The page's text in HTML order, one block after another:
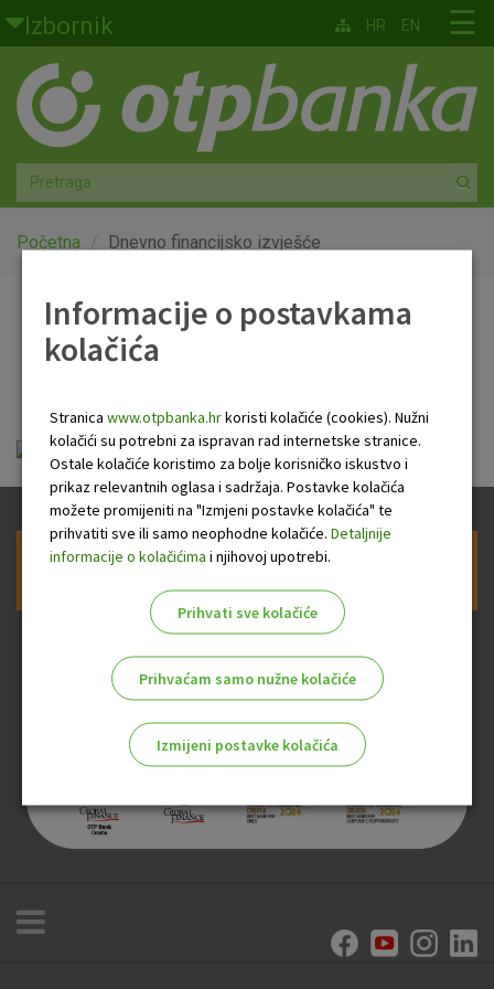
Skoči na glavni sadržaj
Izbornik
Građani
Privatno bankarstvo
Agro
Mala poduzeća i obrtnici
Globalna tržišta
O nama
☰
HR EN
Početna Dnevno financijsko izvješće
Dnevno financijsko
OTP Dnevno financijsko izvješće.pdf
Prijava na newsletter OTP banke
Informacije o postavkama
kolačića
Stranica www.otpbanka.hrkoristi kolačiće (cookies). Nužni
kolačići su potrebni za ispravan rad internetske stranice.
Ostale kolačiće koristimo za bolje korisničko iskustvo i
prikaz relevantnih oglasa i sadržaja. Postavke kolačića
možete promijeniti na "Izmjeni postavke kolačića" te
prihvatiti sve ili samo neophodne kolačiće. Detaljnije
informacije o kolačićima i njihovoj upotrebi.
Prihvati sve kolačiće
Prihvaćam samo nužne kolačiće
Izmijeni postavke kolačića